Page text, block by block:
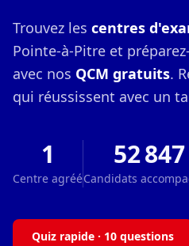
Trouvez les centres
Pointe-à-Pitre et
avec nos QCM gratuits.
qui réussissent avec un
1
Centre agréé
52 847
Candidats
Quiz rapide · 10 questions